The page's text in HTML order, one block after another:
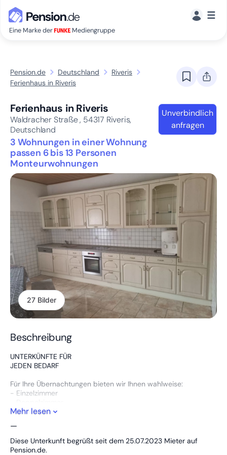
Eine Marke der Mediengruppe
☰
Pension.de Deutschland
Riveris
Ferienhaus in Riveris
Ferienhaus in Riveris
Waldracher Straße , 54317 Riveris,
Deutschland
3 Wohnungen in einer Wohnung
passen 6 bis 13 Personen
Monteurwohnungen
Unverbindlich
anfragen
27 Bilder
Beschreibung
UNTERKÜNFTE FÜR
JEDEN BEDARF
Für Ihre Übernachtungen bieten wir Ihnen wahlweise:
- Einzelzimmer
- Pärchenzimmer
- Monteurzimmer
- Monteurwohnungen
- 3 Wohnungen in einer Wohnung passen 6 bis 13 Personen
Mehr lesen
—
Diese Unterkunft begrüßt seit dem 25.07.2023 Mieter auf
Pension.de.